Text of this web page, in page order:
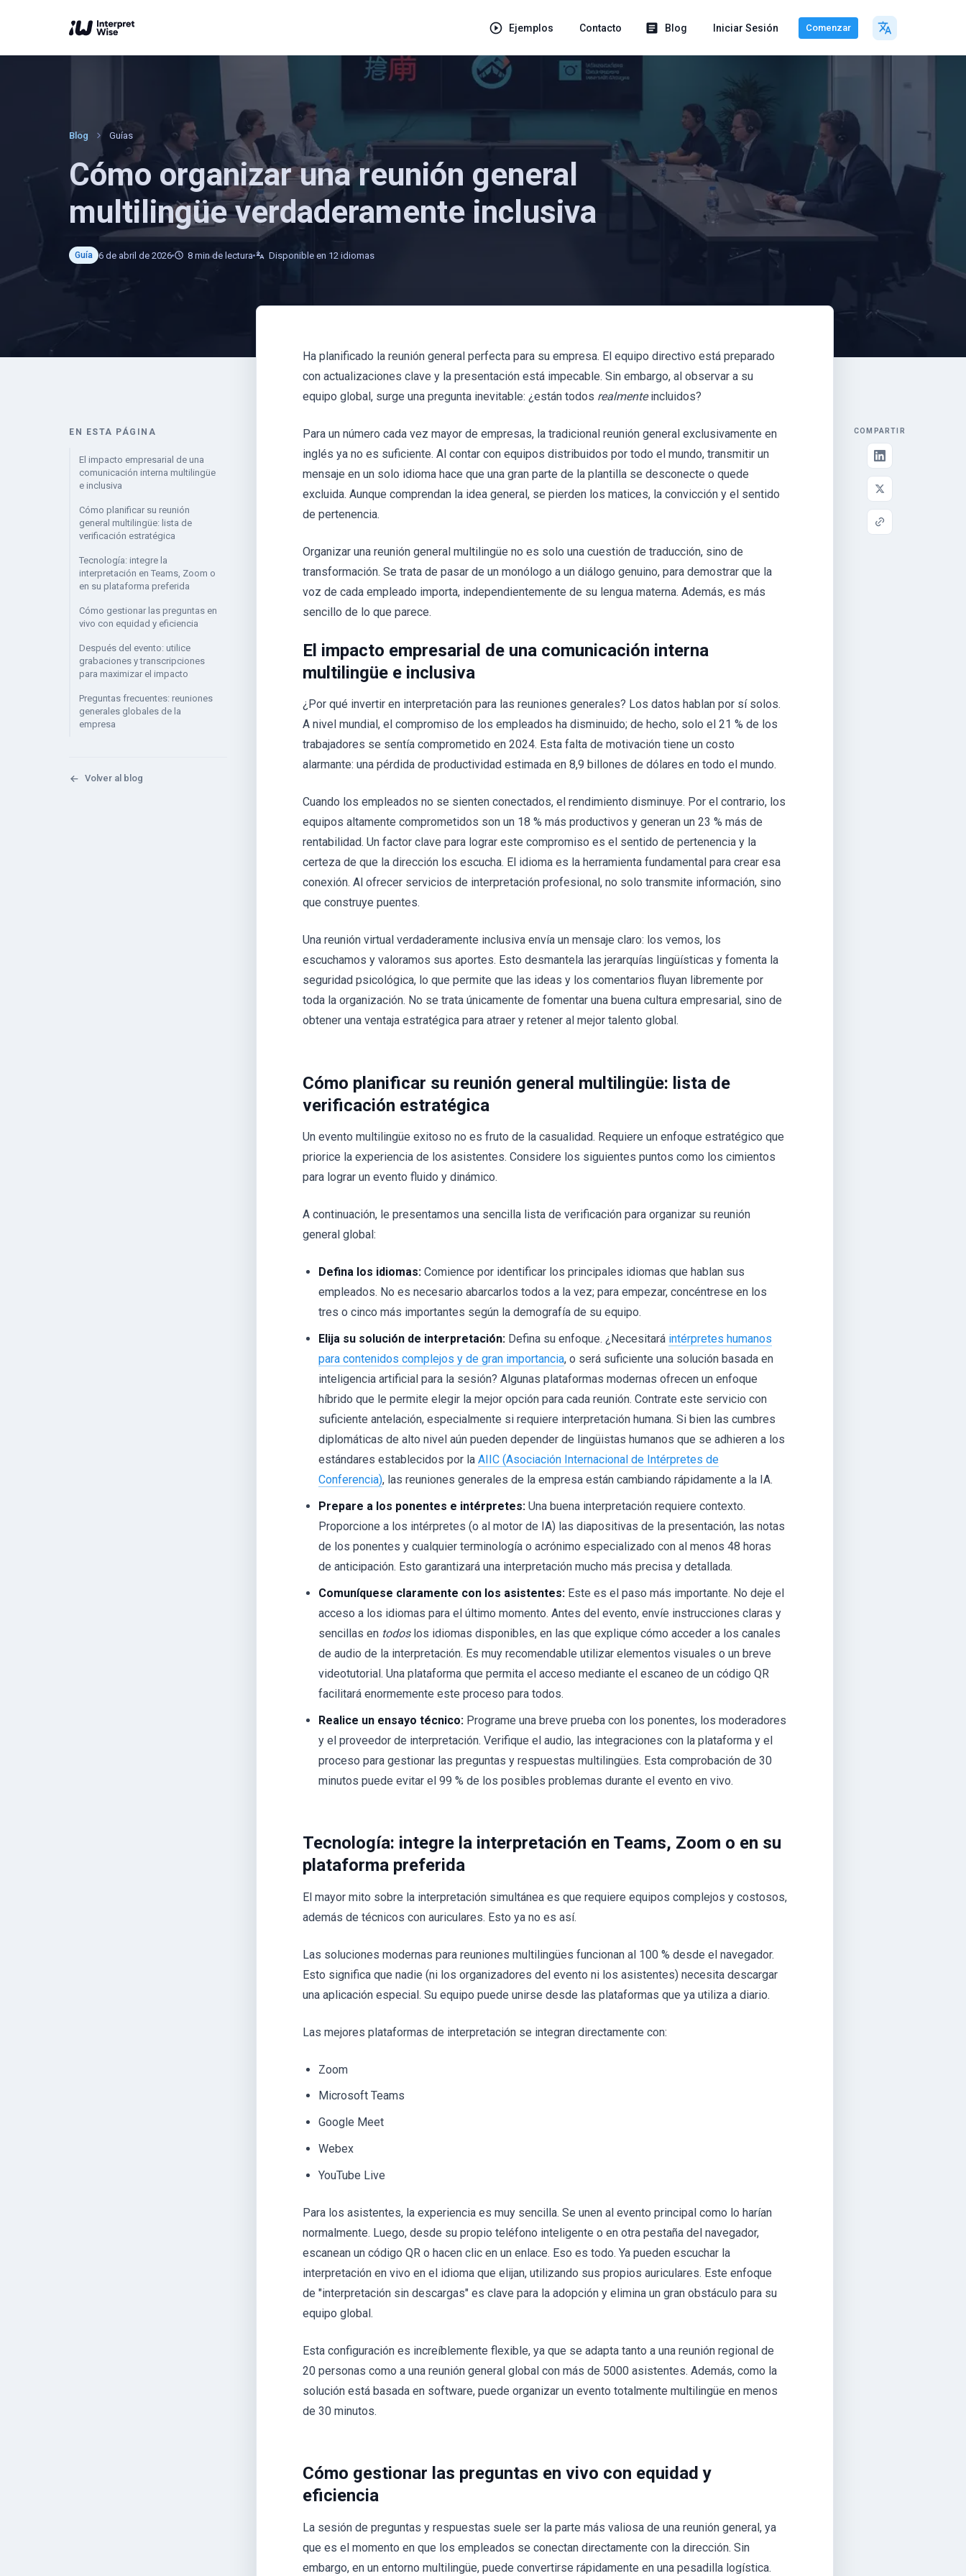
Ejemplos Contacto Blog Iniciar Sesión Comenzar
Blog Guías
Cómo organizar una reunión general
multilingüe verdaderamente inclusiva
Guía 6 de abril de 2026 8 min de lectura Disponible en 12 idiomas
EN ESTA PÁGINA
El impacto empresarial de una
comunicación interna multilingüe
e inclusiva
Cómo planificar su reunión
general multilingüe: lista de
verificación estratégica
Tecnología: integre la
interpretación en Teams, Zoom o
en su plataforma preferida
Cómo gestionar las preguntas en
vivo con equidad y eficiencia
Después del evento: utilice
grabaciones y transcripciones
para maximizar el impacto
Preguntas frecuentes: reuniones
generales globales de la
empresa
Volver al blog
Ha planificado la reunión general perfecta para su empresa. El equipo directivo está preparado
con actualizaciones clave y la presentación está impecable. Sin embargo, al observar a su
equipo global, surge una pregunta inevitable: ¿están todos realmenteincluidos?
Para un número cada vez mayor de empresas, la tradicional reunión general exclusivamente en
inglés ya no es suficiente. Al contar con equipos distribuidos por todo el mundo, transmitir un
mensaje en un solo idioma hace que una gran parte de la plantilla se desconecte o quede
excluida. Aunque comprendan la idea general, se pierden los matices, la convicción y el sentido
de pertenencia.
Organizar una reunión general multilingüe no es solo una cuestión de traducción, sino de
transformación. Se trata de pasar de un monólogo a un diálogo genuino, para demostrar que la
voz de cada empleado importa, independientemente de su lengua materna. Además, es más
sencillo de lo que parece.
El impacto empresarial de una comunicación interna
multilingüe e inclusiva
¿Por qué invertir en interpretación para las reuniones generales? Los datos hablan por sí solos.
A nivel mundial, el compromiso de los empleados ha disminuido; de hecho, solo el 21 % de los
trabajadores se sentía comprometido en 2024. Esta falta de motivación tiene un costo
alarmante: una pérdida de productividad estimada en 8,9 billones de dólares en todo el mundo.
Cuando los empleados no se sienten conectados, el rendimiento disminuye. Por el contrario, los
equipos altamente comprometidos son un 18 % más productivos y generan un 23 % más de
rentabilidad. Un factor clave para lograr este compromiso es el sentido de pertenencia y la
certeza de que la dirección los escucha. El idioma es la herramienta fundamental para crear esa
conexión. Al ofrecer servicios de interpretación profesional, no solo transmite información, sino
que construye puentes.
Una reunión virtual verdaderamente inclusiva envía un mensaje claro: los vemos, los
escuchamos y valoramos sus aportes. Esto desmantela las jerarquías lingüísticas y fomenta la
seguridad psicológica, lo que permite que las ideas y los comentarios fluyan libremente por
toda la organización. No se trata únicamente de fomentar una buena cultura empresarial, sino de
obtener una ventaja estratégica para atraer y retener al mejor talento global.
Cómo planificar su reunión general multilingüe: lista de
verificación estratégica
Un evento multilingüe exitoso no es fruto de la casualidad. Requiere un enfoque estratégico que
priorice la experiencia de los asistentes. Considere los siguientes puntos como los cimientos
para lograr un evento fluido y dinámico.
A continuación, le presentamos una sencilla lista de verificación para organizar su reunión
general global:
Defina los idiomas: Comience por identificar los principales idiomas que hablan sus
empleados. No es necesario abarcarlos todos a la vez; para empezar, concéntrese en los
tres o cinco más importantes según la demografía de su equipo.
Elija su solución de interpretación: Defina su enfoque. ¿Necesitará intérpretes humanos
para contenidos complejos y de gran importancia, o será suficiente una solución basada en
inteligencia artificial para la sesión? Algunas plataformas modernas ofrecen un enfoque
híbrido que le permite elegir la mejor opción para cada reunión. Contrate este servicio con
suficiente antelación, especialmente si requiere interpretación humana. Si bien las cumbres
diplomáticas de alto nivel aún pueden depender de lingüistas humanos que se adhieren a los
estándares establecidos por laAIIC (Asociación Internacional de Intérpretes de
Conferencia), las reuniones generales de la empresa están cambiando rápidamente a la IA.
Prepare a los ponentes e intérpretes: Una buena interpretación requiere contexto.
Proporcione a los intérpretes (o al motor de IA) las diapositivas de la presentación, las notas
de los ponentes y cualquier terminología o acrónimo especializado con al menos 48 horas
de anticipación. Esto garantizará una interpretación mucho más precisa y detallada.
Comuníquese claramente con los asistentes: Este es el paso más importante. No deje el
acceso a los idiomas para el último momento. Antes del evento, envíe instrucciones claras y
sencillas en todoslos idiomas disponibles, en las que explique cómo acceder a los canales
de audio de la interpretación. Es muy recomendable utilizar elementos visuales o un breve
videotutorial. Una plataforma que permita el acceso mediante el escaneo de un código QR
facilitará enormemente este proceso para todos.
Realice un ensayo técnico: Programe una breve prueba con los ponentes, los moderadores
y el proveedor de interpretación. Verifique el audio, las integraciones con la plataforma y el
proceso para gestionar las preguntas y respuestas multilingües. Esta comprobación de 30
minutos puede evitar el 99 % de los posibles problemas durante el evento en vivo.
Tecnología: integre la interpretación en Teams, Zoom o en su
plataforma preferida
El mayor mito sobre la interpretación simultánea es que requiere equipos complejos y costosos,
además de técnicos con auriculares. Esto ya no es así.
Las soluciones modernas para reuniones multilingües funcionan al 100 % desde el navegador.
Esto significa que nadie (ni los organizadores del evento ni los asistentes) necesita descargar
una aplicación especial. Su equipo puede unirse desde las plataformas que ya utiliza a diario.
Las mejores plataformas de interpretación se integran directamente con:
Zoom
Microsoft Teams
Google Meet
Webex
YouTube Live
Para los asistentes, la experiencia es muy sencilla. Se unen al evento principal como lo harían
normalmente. Luego, desde su propio teléfono inteligente o en otra pestaña del navegador,
escanean un código QR o hacen clic en un enlace. Eso es todo. Ya pueden escuchar la
interpretación en vivo en el idioma que elijan, utilizando sus propios auriculares. Este enfoque
de "interpretación sin descargas" es clave para la adopción y elimina un gran obstáculo para su
equipo global.
Esta configuración es increíblemente flexible, ya que se adapta tanto a una reunión regional de
20 personas como a una reunión general global con más de 5000 asistentes. Además, como la
solución está basada en software, puede organizar un evento totalmente multilingüe en menos
de 30 minutos.
Cómo gestionar las preguntas en vivo con equidad y
eficiencia
La sesión de preguntas y respuestas suele ser la parte más valiosa de una reunión general, ya
que es el momento en que los empleados se conectan directamente con la dirección. Sin
embargo, en un entorno multilingüe, puede convertirse rápidamente en una pesadilla logística.
COMPARTIR